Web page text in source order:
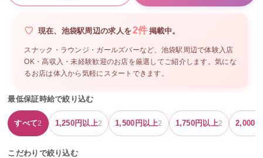
現在、 池袋駅周辺の求人を2件 掲載中。
スナック・ラウンジ・ガールズバーなど、 池袋駅周辺で体験入店
OK・高収入・未経験歓迎のお店を厳選してご紹介します。気にな
るお店は体入から気軽にスタートできます。
最低保証時給で絞り込む
すべて2 1,250円以上2 1,500 円以上2 1,750円以上2 2,000
こだわりで絞り込む